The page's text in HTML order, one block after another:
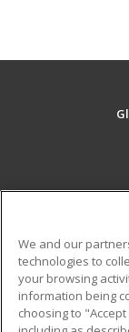
Military
Financial
We and our
technologies to
your browsing
information being
choosing to